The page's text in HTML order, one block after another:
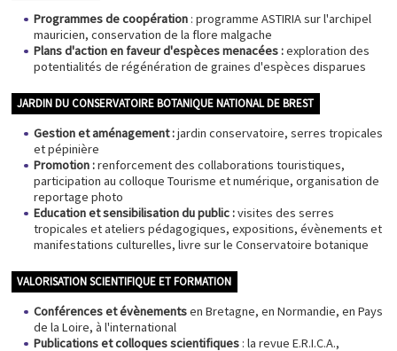
Programmes de coopération : programme ASTIRIA sur l'archipel
mauricien, conservation de la flore malgache
Plans d'action en faveur d'espèces menacées :exploration des
potentialités de régénération de graines d'espèces disparues
JARDIN DU CONSERVATOIRE BOTANIQUE NATIONAL DE BREST
Gestion et aménagement :jardin conservatoire, serres tropicales
et pépinière
Promotion :renforcement des collaborations touristiques,
participation au colloque Tourisme et numérique, organisation de
reportage photo
Education et sensibilisation du public :visites des serres
tropicales et ateliers pédagogiques, expositions, évènements et
manifestations culturelles, livre sur le Conservatoire botanique
VALORISATION SCIENTIFIQUE ET FORMATION
Conférences et évènementsen Bretagne, en Normandie, en Pays
de la Loire, à l'international
Publications et colloques scientifiques : la revue E.R.I.C.A.,